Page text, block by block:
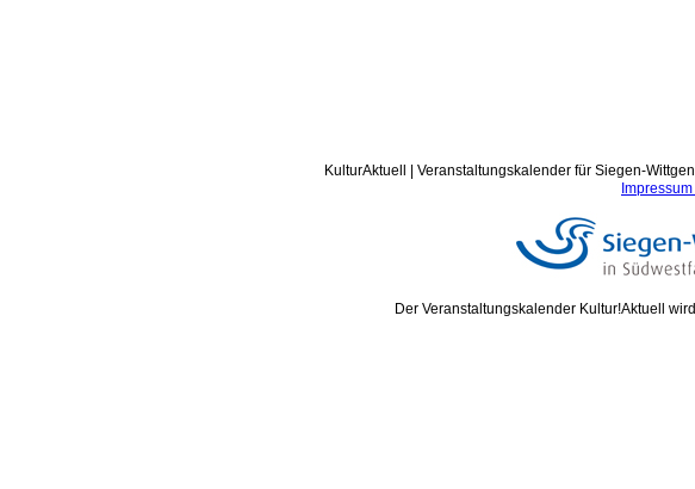
KulturAktuell | Veranstaltungskalender für Siegen-
Der Veranstaltungskalender Kultur!Aktuell